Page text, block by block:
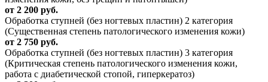
от 2 200 руб.
Обработка ступней (без ногтевых пластин) 2 категория
(Существенная степень патологического изменения кожи)
от 2 750 руб.
Обработка ступней (без ногтевых пластин) 3 категория
(Критическая степень патологического изменения кожи,
работа с диабетической стопой, гиперкератоз)